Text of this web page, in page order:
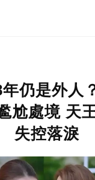
仍是外人
尬處境 天
失控落淚